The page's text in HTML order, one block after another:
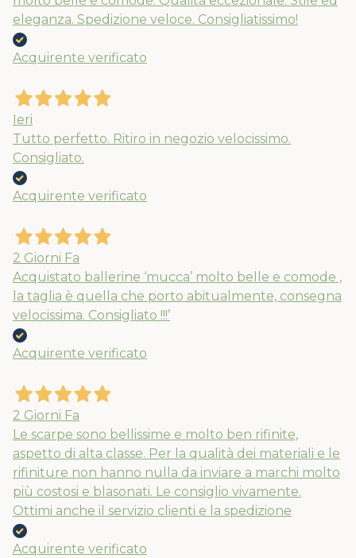
eleganza. Spedizione veloce. Consigliatissimo!
Acquirente verificato
Ieri
Tutto perfetto. Ritiro in negozio velocissimo.
Consigliato.
Acquirente verificato
2 Giorni Fa
Acquistato ballerine ‘mucca’ molto belle e comode ,
la taglia è quella che porto abitualmente, consegna
velocissima. Consigliato !!!’
Acquirente verificato
2 Giorni Fa
Le scarpe sono bellissime e molto ben rifinite,
aspetto di alta classe. Per la qualità dei materiali e le
rifiniture non hanno nulla da inviare a marchi molto
più costosi e blasonati. Le consiglio vivamente.
Ottimi anche il servizio clienti e la spedizione
Acquirente verificato
Spedizioni garantite prima della
chiusura solo per gli ordini effettuati
entro il 5/08
APPROFITTANE ORA